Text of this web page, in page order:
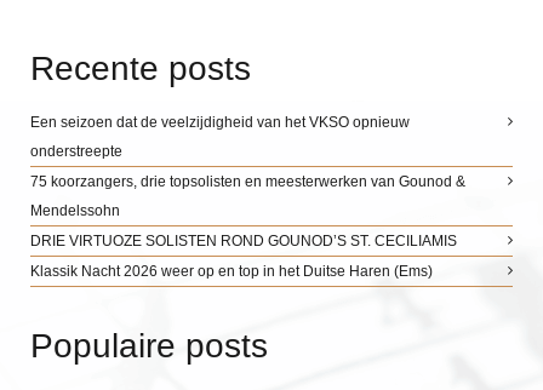
Recente posts
Een seizoen dat de veelzijdigheid van het VKSO opnieuw
onderstreepte
75 koorzangers, drie topsolisten en meesterwerken van Gounod &
Mendelssohn
DRIE VIRTUOZE SOLISTEN ROND GOUNOD’S ST. CECILIAMIS
Klassik Nacht 2026 weer op en top in het Duitse Haren (Ems)
Populaire posts